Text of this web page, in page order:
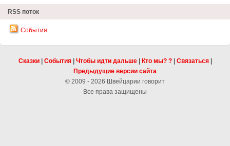
RSS поток
События
Сказки| События| Чтобы идти дальше| Кто мы? ?| Связаться|
Предыдущие версии сайта
© 2009 - 2026 Швейцарии говорит
Все права защищены